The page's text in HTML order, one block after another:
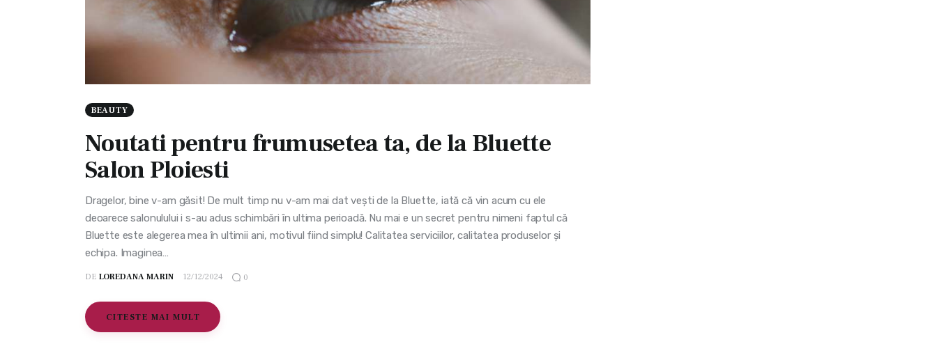
BEAUTY
Noutati pentru frumusetea ta, de la Bluette
Salon Ploiesti
Dragelor, bine v-am găsit! De mult timp nu v-am mai dat vești de la Bluette, iată că vin acum cu ele
deoarece salonulului i s-au adus schimbări în ultima perioadă. Nu mai e un secret pentru nimeni faptul că
Bluette este alegerea mea în ultimii ani, motivul fiind simplu! Calitatea serviciilor, calitatea produselor și
echipa. Imaginea…
DE LOREDANA MARIN 12/12/2024 0
CITESTE MAI MULT